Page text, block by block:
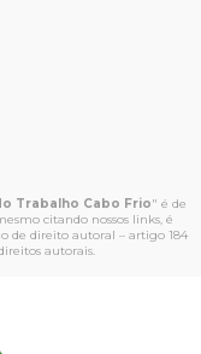
Trabalho Cabo Frio" é de
citando nossos links, é
de direito autoral – artigo 184
autorais.